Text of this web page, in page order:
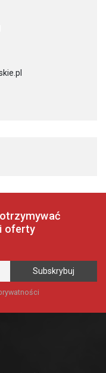
oferty